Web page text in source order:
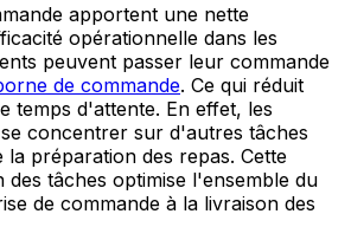
apportent une nette
opérationnelle dans les
peuvent passer leur commande
de commande. Ce qui réduit
temps d'attente. En effet, les
concentrer sur d'autres tâches
la préparation des repas. Cette
tâches optimise l'ensemble du
de commande à la livraison des